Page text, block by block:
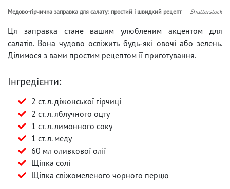
Медово-гірчична заправка для салату: простий і швидкий рецепт Shutterstock
Ця заправка стане вашим улюбленим акцентом для
салатів. Вона чудово освіжить будь-які овочі або зелень.
Ділимося з вами простим рецептом її приготування.
Інгредієнти:
2 ст. л. діжонської гірчиці
2 ст. л. яблучного оцту
1 ст. л. лимонного соку
1 ст. л. меду
60 мл оливкової олії
Щіпка солі
Щіпка свіжомеленого чорного перцю